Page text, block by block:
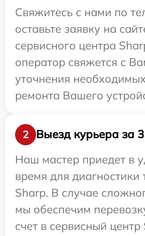
Свяжитесь с нами по
оставьте заявку на
сервисного центра
оператор свяжется с
уточнения
ремонта Вашего
2
Выезд курьера за
Наш мастер приедет в
время для диагностики
Sharp. В случае
мы обеспечим
счет в сервисный центр